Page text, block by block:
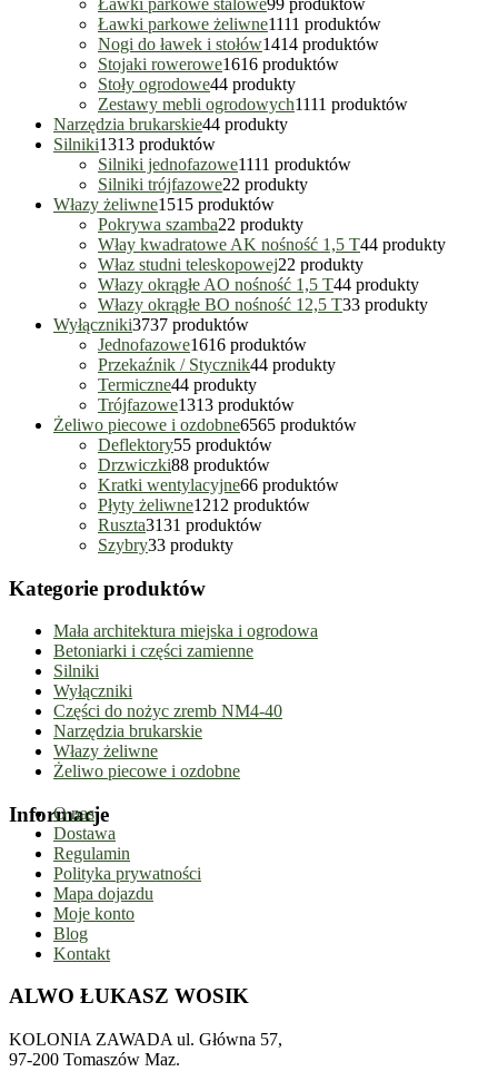
Ławki parkowe żeliwne1111 produktów
Nogi do ławek i stołów1414 produktów
Stojaki rowerowe1616 produktów
Stoły ogrodowe44 produkty
Zestawy mebli ogrodowych1111 produktów
Narzędzia brukarskie44 produkty
Silniki1313 produktów
Silniki jednofazowe1111 produktów
Silniki trójfazowe22 produkty
Włazy żeliwne1515 produktów
Pokrywa szamba22 produkty
Włay kwadratowe AK nośność 1,5 T44 produkty
Właz studni teleskopowej22 produkty
Włazy okrągłe AO nośność 1,5 T44 produkty
Włazy okrągłe BO nośność 12,5 T33 produkty
Wyłączniki3737 produktów
Jednofazowe1616 produktów
Przekaźnik / Stycznik44 produkty
Termiczne44 produkty
Trójfazowe1313 produktów
Żeliwo piecowe i ozdobne6565 produktów
Deflektory55 produktów
Drzwiczki88 produktów
Kratki wentylacyjne66 produktów
Płyty żeliwne1212 produktów
Ruszta3131 produktów
Szybry33 produkty
Kategorie produktów
Mała architektura miejska i ogrodowa
Betoniarki i części zamienne
Silniki
Wyłączniki
Części do nożyc zremb NM4-40
Narzędzia brukarskie
Włazy żeliwne
Żeliwo piecowe i ozdobne
Informacje
O nas
Dostawa
Regulamin
Polityka prywatności
Mapa dojazdu
Moje konto
Blog
Kontakt
ALWO ŁUKASZ WOSIK
KOLONIA ZAWADA ul. Główna 57,
97-200 Tomaszów Maz.